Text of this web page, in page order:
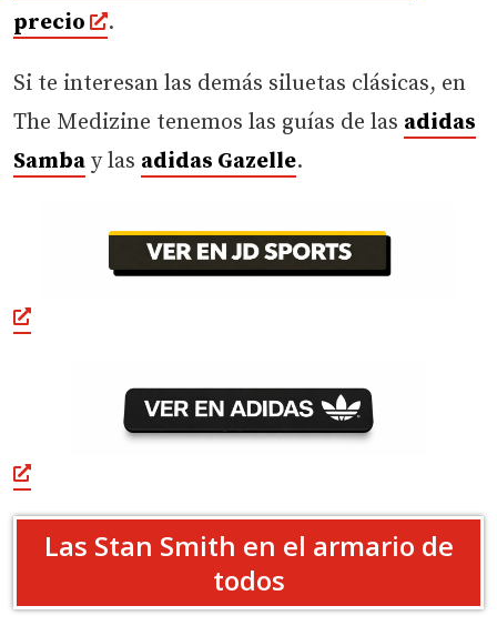
precio
.
Si te interesan las demás siluetas clásicas, en
The Medizine tenemos las guías de las adidas
Samba y las adidas Gazelle.
Las Stan Smith en el armario de
todos